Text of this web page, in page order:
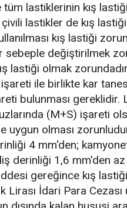
lastiklerinin kış
lastikler de kış
kış lastiği
sebeple değiştirilmek
lastiği olmak
ile birlikte kar
bulunması gereklidir.
(M+S) işareti
uygun olması
4 mm'den;
derinliği 1,6 mm'den az
gereğince kış
İdari Para Cezası